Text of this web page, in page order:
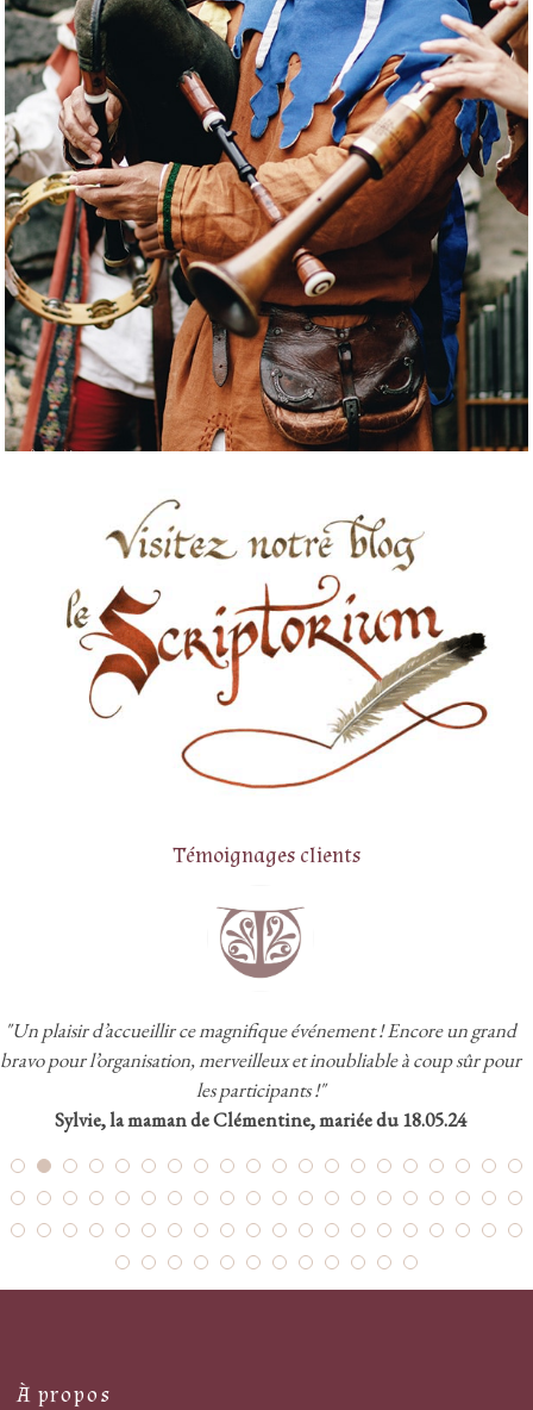
Musique médiévale
Témoignages clients
"Un plaisir d’accueillir ce magnifique événement ! Encore un grand
bravo pour l’organisation, merveilleux et inoubliable à coup sûr pour
les participants !"
Sylvie, la maman de Clémentine, mariée du 18.05.24
À propos